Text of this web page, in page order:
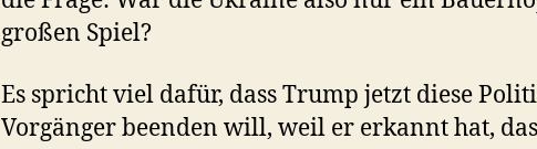
großen Spiel?
Es spricht viel dafür, dass Trump jetzt diese
Vorgänger beenden will, weil er erkannt hat,